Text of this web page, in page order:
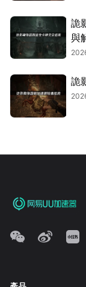
詭
與
詭